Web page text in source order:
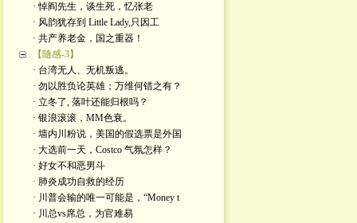
· 悼阎先生，谈生死，忆张老
· 风韵犹存到 Little Lady,只因工
· 共产养老金，国之重器！
【隨感-3】
· 台湾无人、无机叛逃。
· 勿以胜负论英雄；万维何错之有？
· 立冬了, 落叶还能归根吗？
· 银浪滚滚，MM色衰。
· 墙内川粉说，美国的假选票是外国
· 大选前一天，Costco 气氛怎样？
· 好女不和恶男斗
· 肺炎成功自救的经历
· 川普会输的唯一可能是，“Money t
· 川总vs席总，为官难易